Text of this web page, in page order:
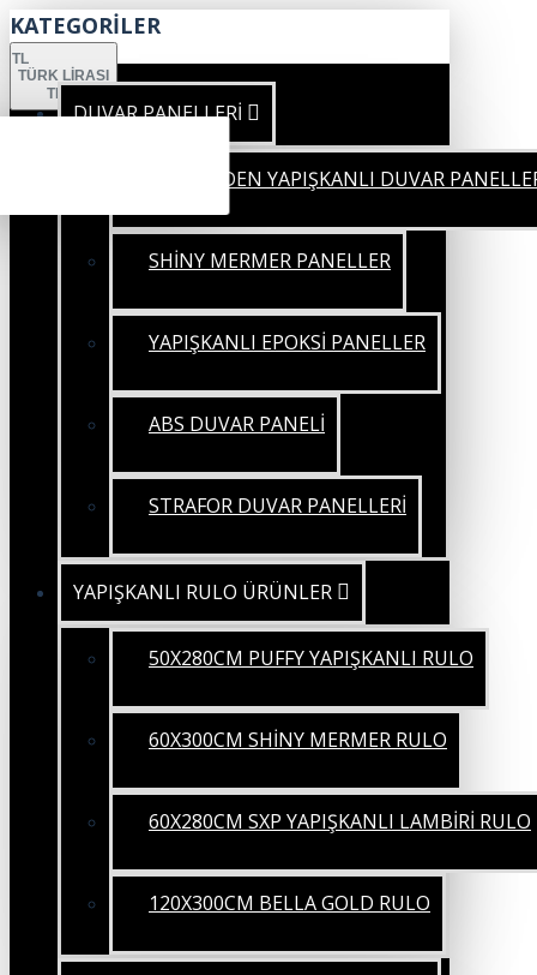
KATEGORİLER
TL
TÜRK LIRASI
TRY
DUVAR PANELLERİ
KENDİNDEN YAPIŞKANLI DUVAR
SHİNY MERMER PANELLER
YAPIŞKANLI EPOKSİ PANELLER
ABS DUVAR PANELİ
STRAFOR DUVAR PANELLERİ
YAPIŞKANLI RULO ÜRÜNLER
50X280CM PUFFY YAPIŞKANLI RULO
60X300CM SHİNY MERMER RULO
60X280CM SXP YAPIŞKANLI LAMBİRİ RULO
120X300CM BELLA GOLD RULO